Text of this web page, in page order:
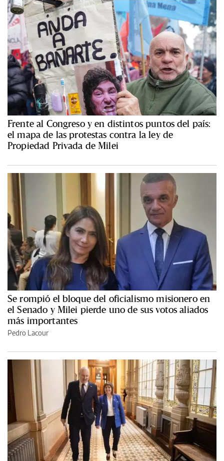
Frente al Congreso y en distintos puntos del país:
el mapa de las protestas contra la ley de
Propiedad Privada de Milei
Se rompió el bloque del oficialismo misionero en
el Senado y Milei pierde uno de sus votos aliados
más importantes
Pedro Lacour